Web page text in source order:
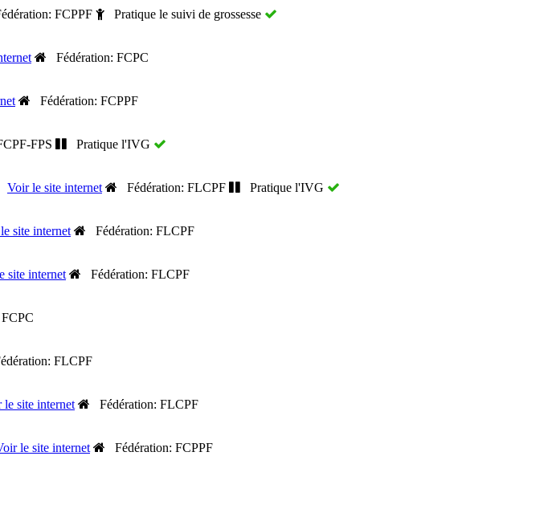
FCPPF
Pratique le suivi de grossesse
Fédération: FCPC
Fédération: FCPPF
FPS
Pratique l'IVG
Voir le site internet Fédération: FLCPF
Pratique l'IVG
site internet
Fédération: FLCPF
site internet
Fédération: FLCPF
FLCPF
le site internet
Fédération: FLCPF
le site internet
Fédération: FCPPF